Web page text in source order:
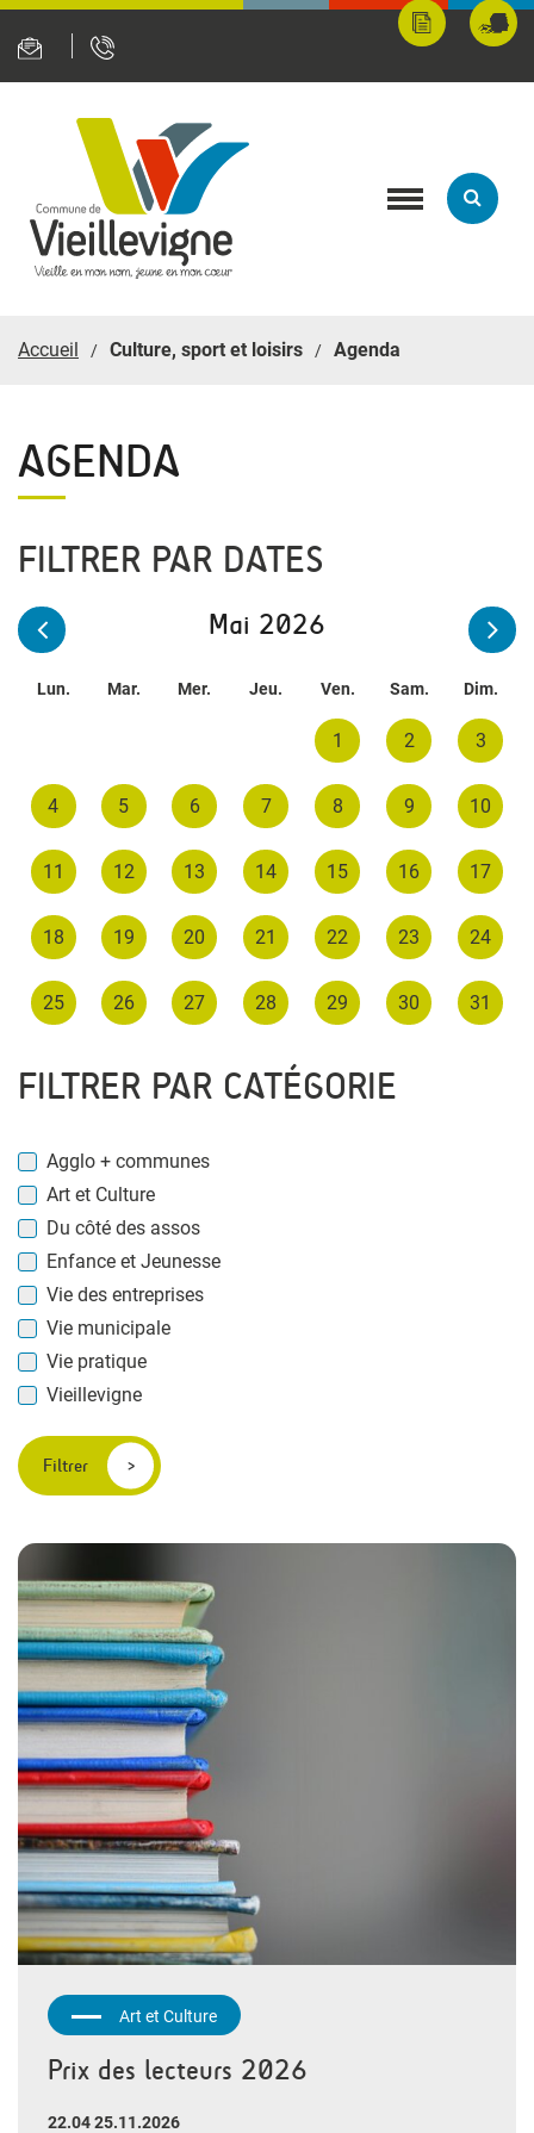
Mes
démarches
Toggle
Accueil Culture, sport et loisirs Agenda
AGENDA
FILTRER PAR DATES
Mai 2026
Lun. Mar. Mer. Jeu. Ven. Sam. Dim.
1 2 3
4 5 6 7 8 9 10
11 12 13 14 15 16 17
18 19 20 21 22 23 24
25 26 27 28 29 30 31
FILTRER PAR CATÉGORIE
Agglo + communes
Art et Culture
Du côté des assos
Enfance et Jeunesse
Vie des entreprises
Vie municipale
Vie pratique
Vieillevigne
Filtrer
Art et Culture
Prix des lecteurs 2026
22.04 25.11.2026
Panneau de gestion des cookies